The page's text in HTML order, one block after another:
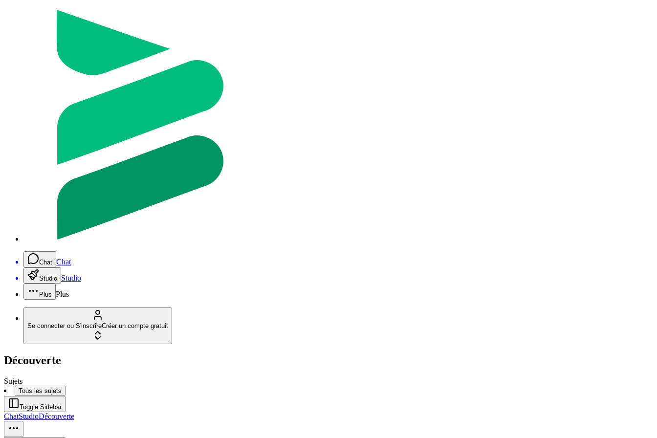
Chat Chat
Studio Studio
Plus Plus
Se connecter ou S'inscrireCréer un compte gratuit
Découverte
Sujets
Tous les sujets
Toggle Sidebar
ChatStudioDécouverte